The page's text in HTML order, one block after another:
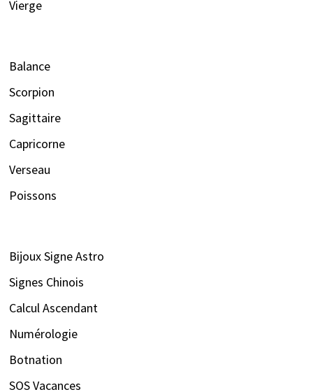
Vierge
Balance
Scorpion
Sagittaire
Capricorne
Verseau
Poissons
Bijoux Signe Astro
Signes Chinois
Calcul Ascendant
Numérologie
Botnation
SOS Vacances